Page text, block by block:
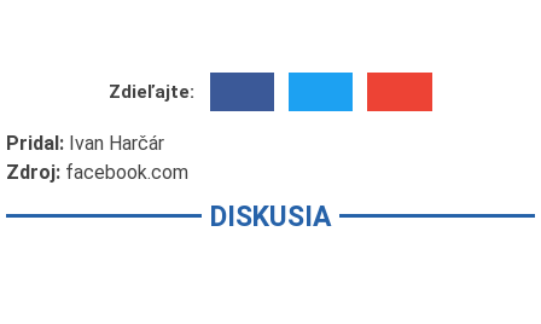
Zdieľajte:
Pridal: Ivan Harčár
Zdroj: facebook.com
DISKUSIA